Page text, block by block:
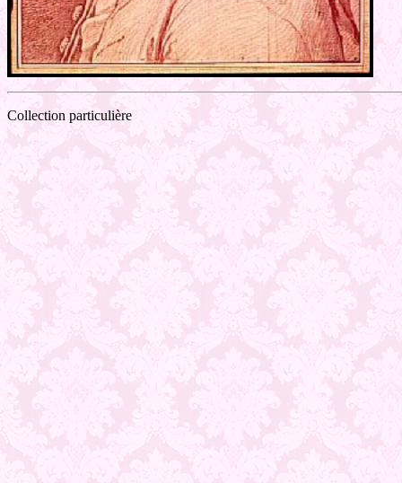
Collection particulière